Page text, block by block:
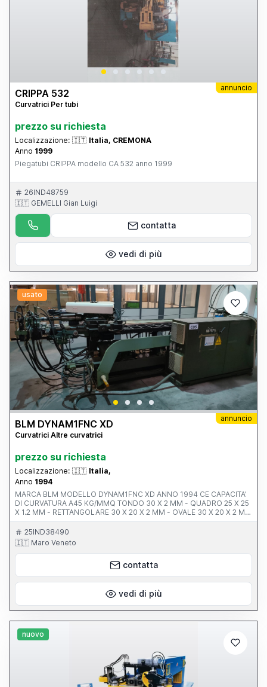
annuncio
CRIPPA 532
Curvatrici Per tubi
prezzo su richiesta
Localizzazione: 🇮🇹 Italia, CREMONA
Anno 1999
Piegatubi CRIPPA modello CA 532 anno 1999
26IND48759
🇮🇹 GEMELLI Gian Luigi
contatta
vedi di più
usato
annuncio
BLM DYNAM1FNC XD
Curvatrici Altre curvatrici
prezzo su richiesta
Localizzazione: 🇮🇹 Italia,
Anno 1994
MARCA BLM MODELLO DYNAM1FNC XD ANNO 1994 CE CAPACITA’
DI CURVATURA A45 KG/MMQ TONDO 30 X 2 MM - QUADRO 25 X 25
X 1.2 MM - RETTANGOLARE 30 X 20 X 2 MM - OVALE 30 X 20 X 2 MM
RAGGIO DI CURVATURA MIN 20 MM – MAX 170 MM LUNGHEZZA
UTILE CON ANIMA 3.8 MT ACCESSORI CONTROLLO FNC 2000 R E
PULSANTIERA
25IND38490
🇮🇹 Maro Veneto
contatta
vedi di più
nuovo